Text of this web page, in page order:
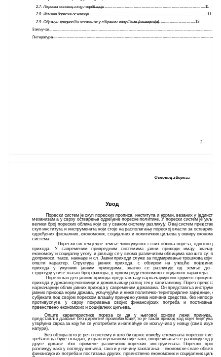
2
2.7. Пореска основица код лицитације......................................................................................................11
2.8. Измена пореске основице...................................................................................................................11
2.9. Обрачун вредности исказаних у страним валутама (конверзија)......................................................13
Закључак.......................................................................................................................................................14
Литература....................................................................................................................................................15
Основица пореза
Увод
Порески систем је скуп пореских прописа, института и норми, везаних у
механизам а у сврху остварења одређене пореске политике. У порески систем је
велики број пореских облика који се у сваком систему разликују. Овај систем
скуп института и инструмената који стоје на располагању пореској власти за
одређених фискалних, економских, социјалних и политичких циљева у оквиру
система.
Порески систем једне земље чини укупност свих облика пореза, односно
прихода. У савременим привредним системима јавни приходи имају значајну
економску и социјалну улогу, и јављају се у веома различитим облицима као што су:
доприноси, таксе, накнаде и сл. Јавни приходи служе за подмиривање трошкова који
општи карактер. Структура јавних прихода, с обзиром на учешће појединих
прихода у укупним јавним приходима, знатно се разликује од земље до
структуру утиче знатан број фактора, у првом реду економско-социјалног карактера.
Порези као део јавних прихода представљају најзначајнији инструмент
прихода у државној економији и доживљавају развој тек у капитализму. Порез
најзначајнији облик јавних прихода у савременим државама. Он представља инструмент
јавних прихода којим држава, укључујући и ниже политичко-територијалне заједнице, од
субјеката под својом пореском влашћу принудно узима новчана средства, без
противуслуге, у сврху покривања својих финансијских потреба и постизања
првенствено економских и социјалних циљева.
Опште карактеристике пореза су да у његовој основи лежи принуда,
представља давање без директне проивнакнаде; то је такав приход код којег није
утврђена сврха за коју ће се употребити и наплаћује се искључиво у новцу (само
натури).
Без обзира што је реч о систему и што би однос између елемената пореског
требало да буде складан, у пракси углавном није тако; опорезивање се разликује од
друге државе због примене различитих пореских инструмената. Порески
разликују како у погледу циљева, тако и у начину захватања економске снаге
финансијских потреба и постизања других, првенствено економских и социјалних